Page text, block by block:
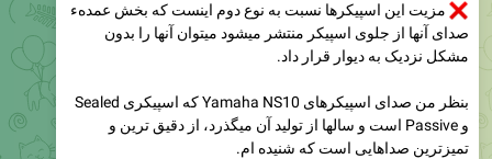
مزیت این اسپیکرها نسبت به نوع دوم اینست که بخش عمدهء
صدای آنها از جلوی اسپیکر منتشر میشود میتوان آنها را بدون
مشکل نزدیک به دیوار قرار داد.
بنظر من صدای اسپیکرهای Yamaha NS10 که اسپیکری Sealed
و Passive است و سالها از تولید آن میگذرد، از دقیق ترین و
تمیزترین صداهایی است که شنیده ام.